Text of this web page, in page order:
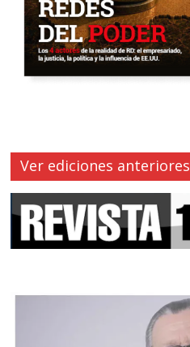
Ver ediciones anteriores